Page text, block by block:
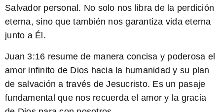
Salvador personal. No solo nos libra de la perdición
eterna, sino que también nos garantiza vida eterna
junto a Él.
Juan 3:16 resume de manera concisa y poderosa el
amor infinito de Dios hacia la humanidad y su plan
de salvación a través de Jesucristo. Es un pasaje
fundamental que nos recuerda el amor y la gracia